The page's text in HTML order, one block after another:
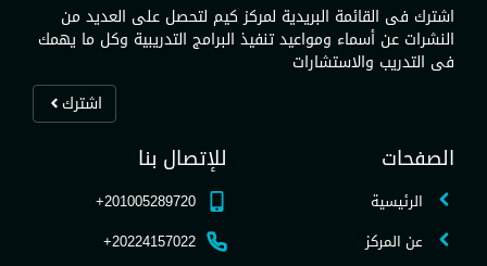
اشترك فى القائمة البريدية لمركز كيم لتحصل على العديد من
النشرات عن أسماء ومواعيد تنفيذ البرامج التدريبية وكل ما يهمك
فى التدريب والاستشارات
اشترك
الصفحات
الرئيسية
عن المركز
للإتصال بنا
201005289720+
20224157022+